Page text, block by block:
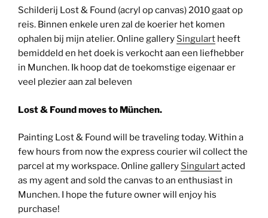
Schilderij Lost & Found (acryl op canvas) 2010 gaat op
reis. Binnen enkele uren zal de koerier het komen
ophalen bij mijn atelier. Online gallery Singulart heeft
bemiddeld en het doek is verkocht aan een liefhebber
in Munchen. Ik hoop dat de toekomstige eigenaar er
veel plezier aan zal beleven
Lost & Found moves to München.
Painting Lost & Found will be traveling today. Within a
few hours from now the express courier wil collect the
parcel at my workspace. Online gallery Singulartacted
as my agent and sold the canvas to an enthusiast in
Munchen. I hope the future owner will enjoy his
purchase!